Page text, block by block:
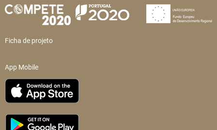
Ficha de projeto
App Mobile